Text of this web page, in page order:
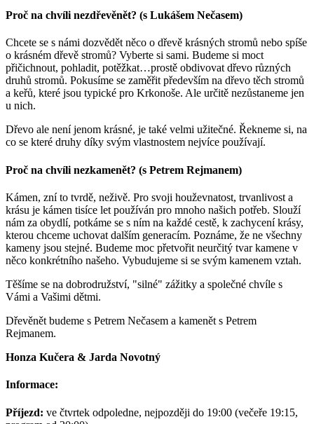
Proč na chvíli nezdřevěnět? (s Lukášem Nečasem)
Chcete se s námi dozvědět něco o dřevě krásných stromů nebo spíše
o krásném dřevě stromů? Vyberte si sami. Budeme si moct
přičichnout, pohladit, potěžkat…prostě obdivovat dřevo různých
druhů stromů. Pokusíme se zaměřit především na dřevo těch stromů
a keřů, které jsou typické pro Krkonoše. Ale určitě nezůstaneme jen
u nich.
Dřevo ale není jenom krásné, je také velmi užitečné. Řekneme si, na
co se které druhy díky svým vlastnostem nejvíce používají.
Proč na chvíli nezkamenět? (s Petrem Rejmanem)
Kámen, zní to tvrdě, neživě. Pro svoji houževnatost, trvanlivost a
krásu je kámen tisíce let používán pro mnoho našich potřeb. Slouží
nám za obydlí, potkáme se s ním na každé cestě, k zachycení krásy,
kterou chceme uchovat dalším generacím. Poznáme, že ne všechny
kameny jsou stejné. Budeme moc přetvořit neurčitý tvar kamene v
něco konkrétního našeho. Vybudujeme si se svým kamenem vztah.
Těšíme se na dobrodružství, "silné" zážitky a společné chvíle s
Vámi a Vašimi dětmi.
Dřevěnět budeme s Petrem Nečasem a kamenět s Petrem
Rejmanem.
Honza Kučera & Jarda Novotný
Informace:
Příjezd: ve čtvrtek odpoledne, nejpozději do 19:00 (večeře 19:15,